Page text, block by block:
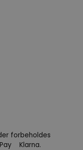
forbeholdes
Klarna.